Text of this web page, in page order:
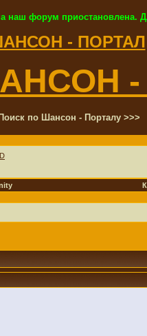
наш форум приостановлена.
- ПОРТАЛ
-
Поиск по Шансон - Порталу >>>